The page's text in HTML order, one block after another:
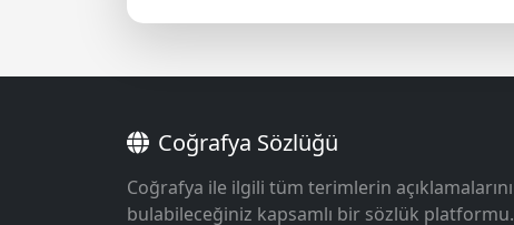
Coğrafya Sözlüğü
Coğrafya ile ilgili tüm terimlerin açıklamalarını
bulabileceğiniz kapsamlı bir sözlük platformu.